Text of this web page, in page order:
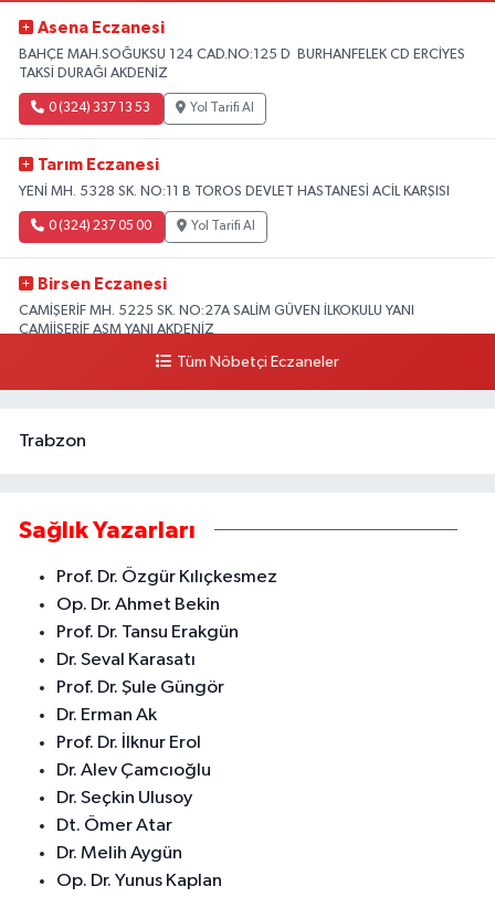
Asena Eczanesi
BAHÇE MAH.SOĞUKSU 124 CAD.NO:125 D BURHANFELEK CD ERCİYES
TAKSİ DURAĞI AKDENİZ
0 (324) 337 13 53 Yol Tarifi Al
Tarım Eczanesi
YENİ MH. 5328 SK. NO:11 B TOROS DEVLET HASTANESİ ACİL KARŞISI
0 (324) 237 05 00 Yol Tarifi Al
Birsen Eczanesi
CAMİŞERİF MH. 5225 SK. NO:27A SALİM GÜVEN İLKOKULU YANI
CAMİİŞERİF ASM YANI AKDENİZ
Yol Tarifi Al
Tüm Nöbetçi Eczaneler
Trabzon
Sağlık Yazarları
Prof. Dr. Özgür Kılıçkesmez
Op. Dr. Ahmet Bekin
Prof. Dr. Tansu Erakgün
Dr. Seval Karasatı
Prof. Dr. Şule Güngör
Dr. Erman Ak
Prof. Dr. İlknur Erol
Dr. Alev Çamcıoğlu
Dr. Seçkin Ulusoy
Dt. Ömer Atar
Dr. Melih Aygün
Op. Dr. Yunus Kaplan